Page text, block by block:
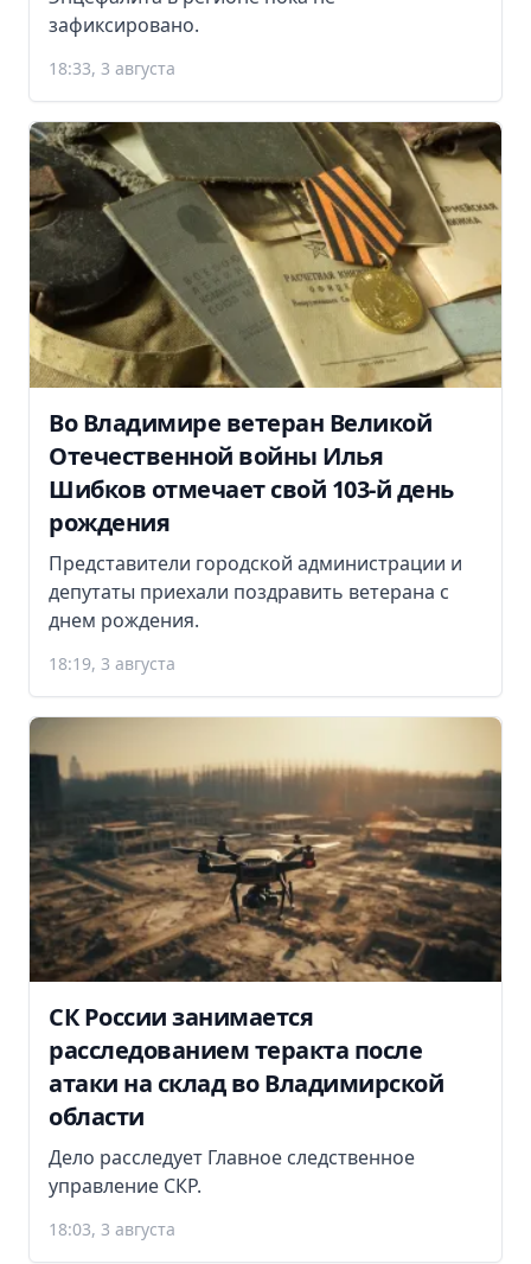
зафиксировано.
18:33, 3 августа
Во Владимире ветеран Великой
Отечественной войны Илья
Шибков отмечает свой 103-й день
рождения
Представители городской администрации и
депутаты приехали поздравить ветерана с
днем рождения.
18:19, 3 августа
СК России занимается
расследованием теракта после
атаки на склад во Владимирской
области
Дело расследует Главное следственное
управление СКР.
18:03, 3 августа